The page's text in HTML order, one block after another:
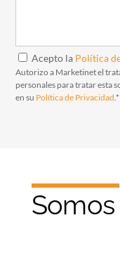
Acepto la Política
Autorizo a Marketinet el
personales para tratar esta
en su Política de Privacidad .*
Somos